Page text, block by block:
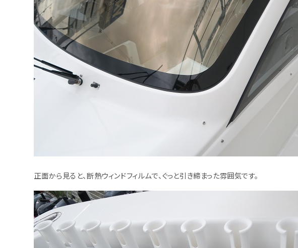
正面から見ると、断熱ウィンドフィルムで、ぐっと引き締まった雰囲気です。